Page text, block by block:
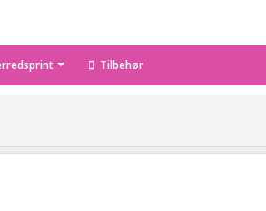
Tilbehør